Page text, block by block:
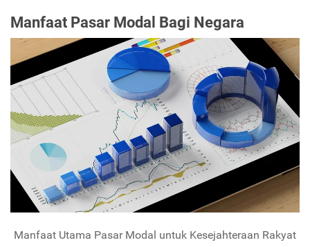
Manfaat Pasar Modal Bagi Negara
Manfaat Utama Pasar Modal untuk Kesejahteraan Rakyat